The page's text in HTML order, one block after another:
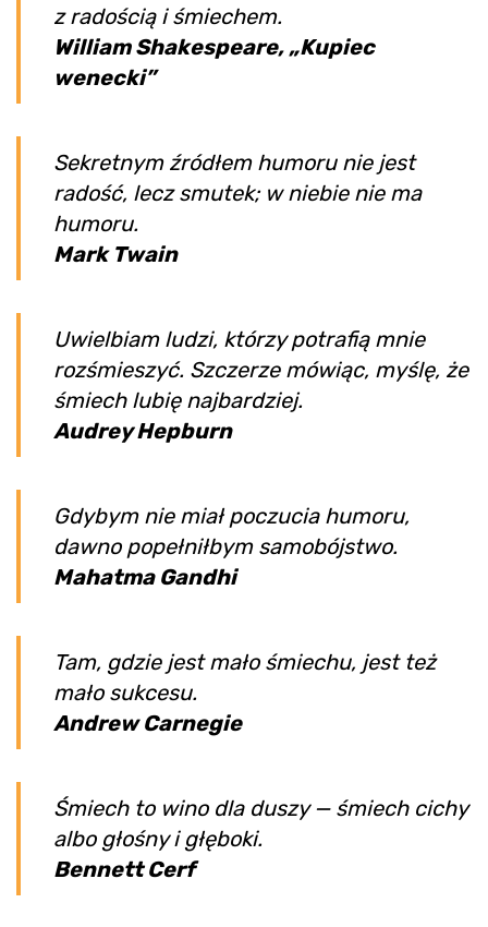
z radością i śmiechem.
William Shakespeare, „Kupiec
wenecki”
Sekretnym źródłem humoru nie jest
radość, lecz smutek; w niebie nie ma
humoru.
Mark Twain
Uwielbiam ludzi, którzy potrafią mnie
rozśmieszyć. Szczerze mówiąc, myślę, że
śmiech lubię najbardziej.
Audrey Hepburn
Gdybym nie miał poczucia humoru,
dawno popełniłbym samobójstwo.
Mahatma Gandhi
Tam, gdzie jest mało śmiechu, jest też
mało sukcesu.
Andrew Carnegie
Śmiech to wino dla duszy — śmiech cichy
albo głośny i głęboki.
Bennett Cerf